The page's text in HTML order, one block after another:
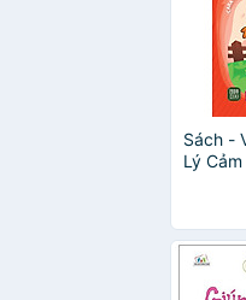
Sách -
Lý